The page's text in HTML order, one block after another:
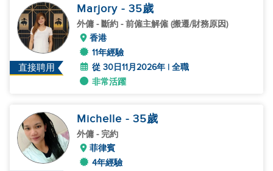
直接聘用
Marjory - 35歲
外傭 - 斷約 - 前僱主解僱 (搬遷/財務原因)
香港
11年經驗
從 30日11月2026年 | 全職
非常活躍
Michelle - 35歲
外傭 - 完約
菲律賓
4年經驗